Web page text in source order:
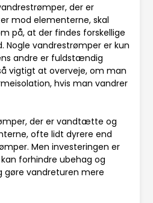
der er
mod elementerne, skal
på, at der findes forskellige
vandrestrømper er kun
andre er fuldstændig
vigtigt at overveje, om man
hvis man vandrer
der er vandtætte og
ofte lidt dyrere end
Men investeringen er
forhindre ubehag og
gøre vandreturen mere